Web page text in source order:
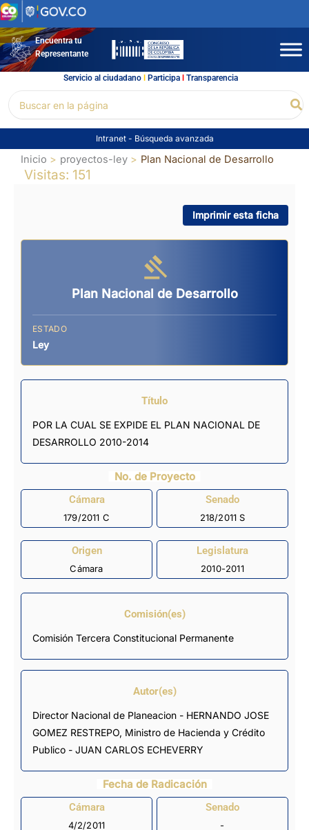
Ir
al
contenidoEncuentra tu
Representante
Servicio al ciudadano l Participal Transparencia
por:
Intranet - Búsqueda avanzada
Inicio proyectos-ley Plan Nacional de Desarrollo
Visitas: 151
Imprimir esta ficha
Plan Nacional de Desarrollo
ESTADO
Ley
Título
POR LA CUAL SE EXPIDE EL PLAN NACIONAL DE
DESARROLLO 2010-2014
No. de Proyecto
Cámara
179/2011 C
Senado
218/2011 S
Origen
Cámara
Legislatura
2010-2011
Comisión(es)
Comisión Tercera Constitucional Permanente
Autor(es)
Director Nacional de Planeacion - HERNANDO JOSE
GOMEZ RESTREPO, Ministro de Hacienda y Crédito
Publico - JUAN CARLOS ECHEVERRY
Fecha de Radicación
Cámara
4/2/2011
Senado
-